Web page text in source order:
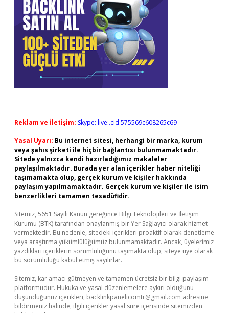
Reklam ve İletişim: Skype: live:.cid.575569c608265c69
Yasal Uyarı: Bu internet sitesi, herhangi bir marka, kurum
veya şahıs şirketi ile hiçbir bağlantısı bulunmamaktadır.
Sitede yalnızca kendi hazırladığımız makaleler
paylaşılmaktadır. Burada yer alan içerikler haber niteliği
taşımamakta olup, gerçek kurum ve kişiler hakkında
paylaşım yapılmamaktadır. Gerçek kurum ve kişiler ile isim
benzerlikleri tamamen tesadüfidir.
Sitemiz, 5651 Sayılı Kanun gereğince Bilgi Teknolojileri ve İletişim
Kurumu (BTK) tarafından onaylanmış bir Yer Sağlayıcı olarak hizmet
vermektedir. Bu nedenle, sitedeki içerikleri proaktif olarak denetleme
veya araştırma yükümlülüğümüz bulunmamaktadır. Ancak, üyelerimiz
yazdıkları içeriklerin sorumluluğunu taşımakta olup, siteye üye olarak
bu sorumluluğu kabul etmiş sayılırlar.
Sitemiz, kar amacı gütmeyen ve tamamen ücretsiz bir bilgi paylaşım
platformudur. Hukuka ve yasal düzenlemelere aykırı olduğunu
düşündüğünüz içerikleri, backlinkpanelicomtr@gmail.com adresine
bildirmeniz halinde, ilgili içerikler yasal süre içerisinde sitemizden